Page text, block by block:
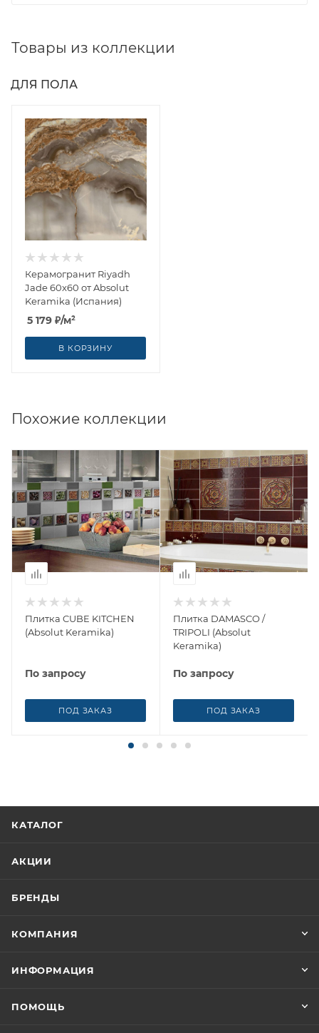
Товары из коллекции
ДЛЯ ПОЛА
Керамогранит Riyadh
Jade 60x60 от Absolut
Keramika (Испания)
5 179 ₽/м²
В КОРЗИНУ
Похожие коллекции
Плитка CUBE KITCHEN
(Absolut Keramika)
По запросу
ПОД ЗАКАЗ
Плитка DAMASCO /
TRIPOLI (Absolut
Keramika)
По запросу
ПОД ЗАКАЗ
КАТАЛОГ
АКЦИИ
БРЕНДЫ
КОМПАНИЯ
ИНФОРМАЦИЯ
ПОМОЩЬ